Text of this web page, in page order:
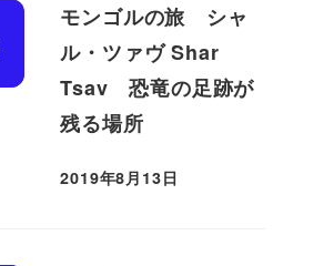
モンゴルの旅 シャ
ル・ツァヴ Shar
Tsav 恐竜の足跡が
残る場所
投稿日
2019年8月13日